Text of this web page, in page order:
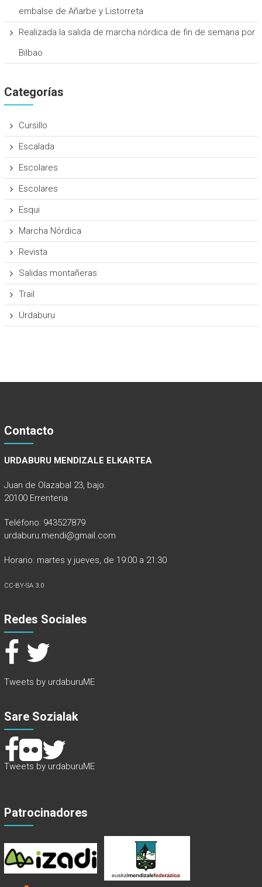
embalse de Añarbe y Listorreta
Realizada la salida de marcha nórdica de fin de semana por
Bilbao
Categorías
Cursillo
Escalada
Escolares
Escolares
Esqui
Marcha Nórdica
Revista
Salidas montañeras
Trail
Urdaburu
Contacto
URDABURU MENDIZALE ELKARTEA
Juan de Olazabal 23, bajo.
20100 Errenteria
Teléfono: 943527879
urdaburu.mendi@gmail.com
Horario: martes y jueves, de 19:00 a 21:30
CC-BY-SA 3.0
Redes Sociales
Tweets by urdaburuME
Sare Sozialak
Tweets by urdaburuME
Patrocinadores